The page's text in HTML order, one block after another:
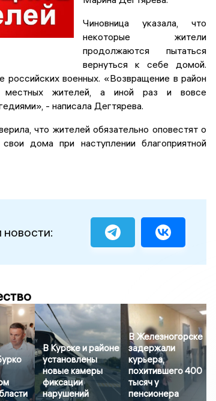
Чиновница указала, что
некоторые жители
продолжаются пытаться
вернуться к себе домой.
военных. «Возвращение в район
жителей, а иной раз и вовсе
- написала Дегтярева.
что жителей обязательно оповестят о
дома при наступлении благоприятной
В Курске и районе
установлены
новые камеры
фиксации
нарушений
В Железногорске
задержали
курьера,
похитившего 400
тысяч у
пенсионера